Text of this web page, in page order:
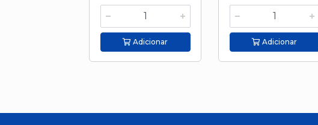
Adicionar Adicionar